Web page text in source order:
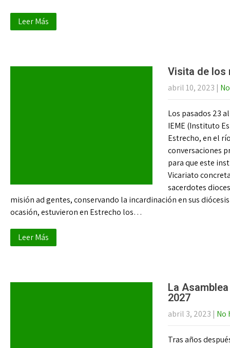
Leer Más
Visita de los
abril 10, 2023 |
Los pasados 23
IEME (Instituto
Estrecho, en el
conversaciones
para que este
Vicariato
sacerdotes
misión ad gentes, conservando la incardinación en sus
ocasión, estuvieron en Estrecho los…
Leer Más
La
2027
abril 3, 2023 | No
Tras años